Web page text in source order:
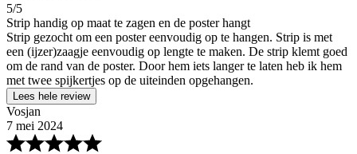
5/5
Strip handig op maat te zagen en de poster hangt
Strip gezocht om een poster eenvoudig op te hangen. Strip is met
een (ijzer)zaagje eenvoudig op lengte te maken. De strip klemt goed
om de rand van de poster. Door hem iets langer te laten heb ik hem
met twee spijkertjes op de uiteinden opgehangen.
Lees hele review
Vosjan
7 mei 2024